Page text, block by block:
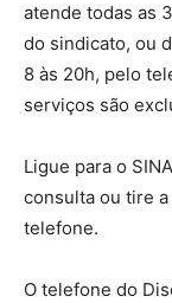
atende todas as
do sindicato, ou
8 às 20h, pelo
serviços são
Ligue para o
consulta ou tire
telefone.
O telefone do